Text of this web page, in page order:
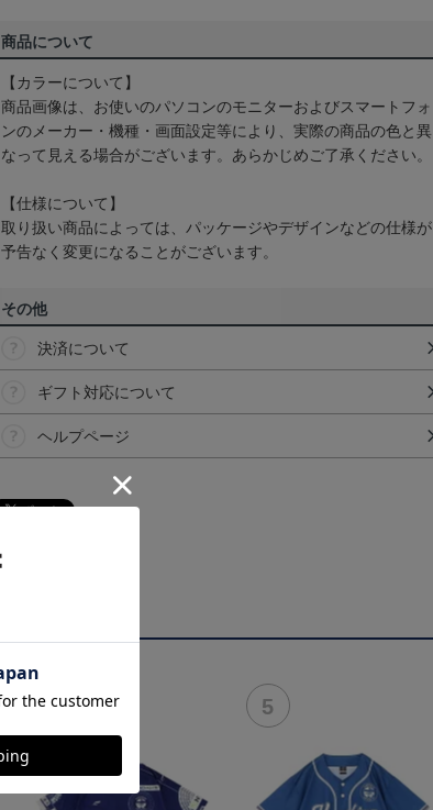
商品について
【カラーについて】
商品画像は、お使いのパソコンのモニターおよびスマートフォ
ンのメーカー・機種・画面設定等により、実際の商品の色と異
なって見える場合がございます。あらかじめご了承ください。
【仕様について】
取り扱い商品によっては、パッケージやデザインなどの仕様が
予告なく変更になることがございます。
その他
決済について
ギフト対応について
ヘルプページ